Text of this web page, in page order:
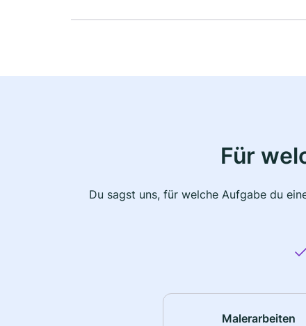
Für
Du sagst uns, für welche Aufgabe du
Malerarbeiten